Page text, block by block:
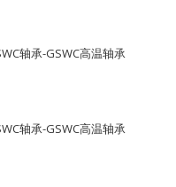
轴承-GSWC高温轴承
轴承-GSWC高温轴承